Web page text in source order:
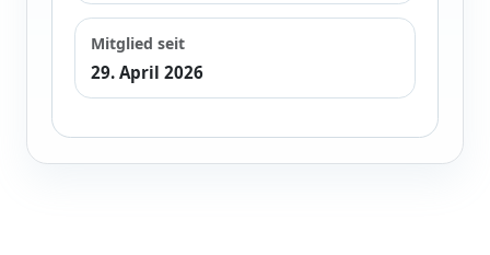
Mitglied seit
29. April 2026